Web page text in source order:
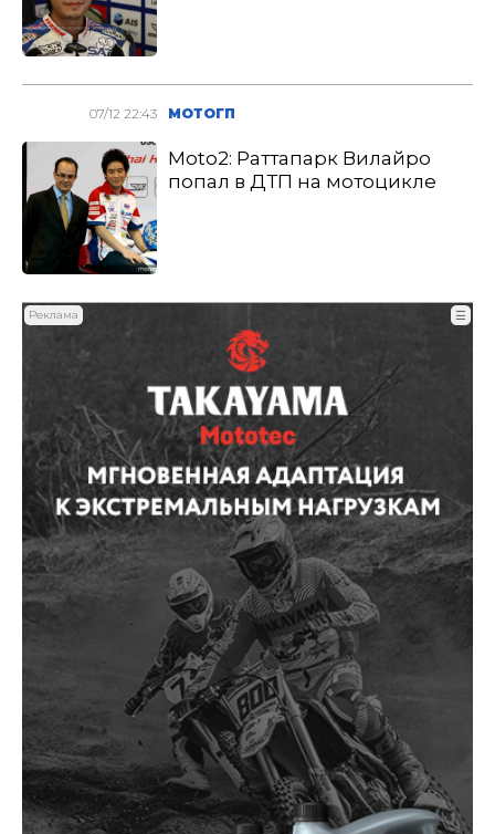
07/12 22:43 МОТОГП
Moto2: Раттапарк Вилайро
попал в ДТП на мотоцикле
Реклама ☰